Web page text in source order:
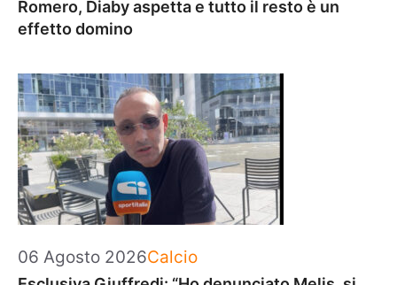
Romero, Diaby aspetta e tutto il resto è un
effetto domino
06 Agosto 2026Categorie
Calcio